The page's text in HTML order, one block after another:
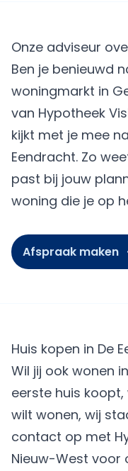
Onze adviseur
Ben je benieuwd
woningmarkt in
van Hypotheek
kijkt met je mee
Eendracht. Zo
past bij jouw
woning die je op
Afspraak maken
Huis kopen in De
Wil jij ook wonen
eerste huis
wilt wonen, wij
contact op met
Nieuw-West voor